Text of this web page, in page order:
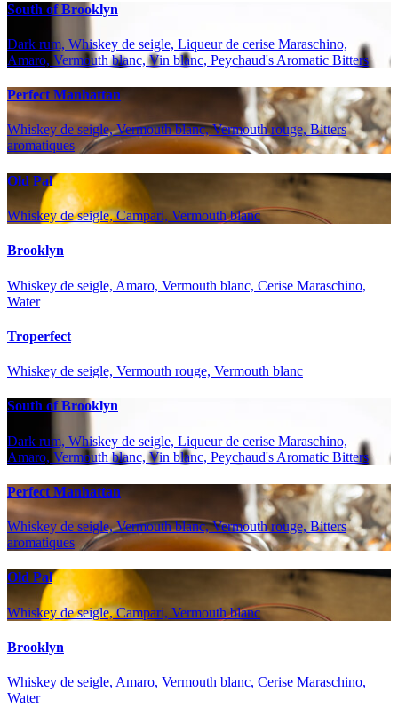
South of Brooklyn
Dark rum, Whiskey de seigle, Liqueur de cerise Maraschino,
Amaro, Vermouth blanc, Vin blanc, Peychaud's Aromatic Bitters
Perfect Manhattan
Whiskey de seigle, Vermouth blanc, Vermouth rouge, Bitters
aromatiques
Old Pal
Whiskey de seigle, Campari, Vermouth blanc
Brooklyn
Whiskey de seigle, Amaro, Vermouth blanc, Cerise Maraschino,
Water
Troperfect
Whiskey de seigle, Vermouth rouge, Vermouth blanc
South of Brooklyn
Dark rum, Whiskey de seigle, Liqueur de cerise Maraschino,
Amaro, Vermouth blanc, Vin blanc, Peychaud's Aromatic Bitters
Perfect Manhattan
Whiskey de seigle, Vermouth blanc, Vermouth rouge, Bitters
aromatiques
Old Pal
Whiskey de seigle, Campari, Vermouth blanc
Brooklyn
Whiskey de seigle, Amaro, Vermouth blanc, Cerise Maraschino,
Water